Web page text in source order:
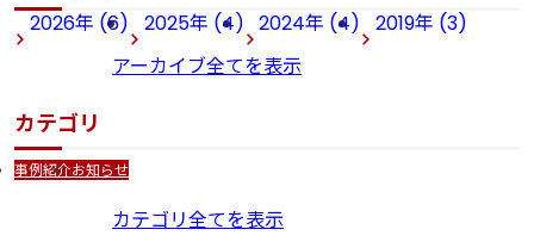
2026年 (6) 2025年 (4) 2024年 (4)
2019年 (3)
アーカイブ全てを表示
カテゴリ
事例紹介お知らせ
カテゴリ全てを表示